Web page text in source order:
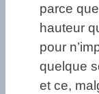
parce
hauteur
pour
quelque
et ce,